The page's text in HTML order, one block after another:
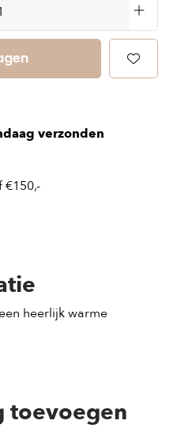
verzonden
€150,-
heerlijk warme
toevoegen